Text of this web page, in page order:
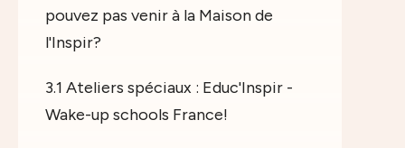
pouvez pas venir à la Maison de
l'Inspir?
3.1 Ateliers spéciaux : Educ'Inspir -
Wake-up schools France!